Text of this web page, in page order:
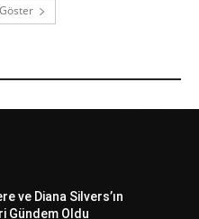
ve Diana Silvers’ın
Gündem Oldu